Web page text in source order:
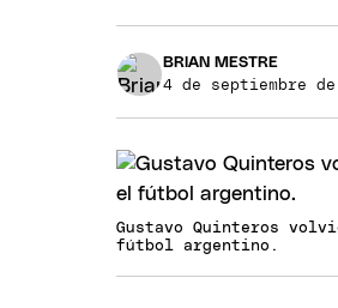
BRIAN MESTRE
4 de septiembre
Gustavo Quinteros
fútbol argentino.